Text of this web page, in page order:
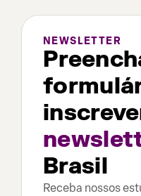
NEWSLETTER
Brasil
Receba nossos